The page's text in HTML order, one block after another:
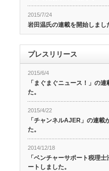
2015/7/24
岩田温氏の連載を開始しまし
プレスリリース
2015/6/4
「まぐまぐニュース！」の
た。
2015/4/22
「チャンネルAJER」の連載
た。
2014/12/18
「ベンチャーサポート税理
ートしました。